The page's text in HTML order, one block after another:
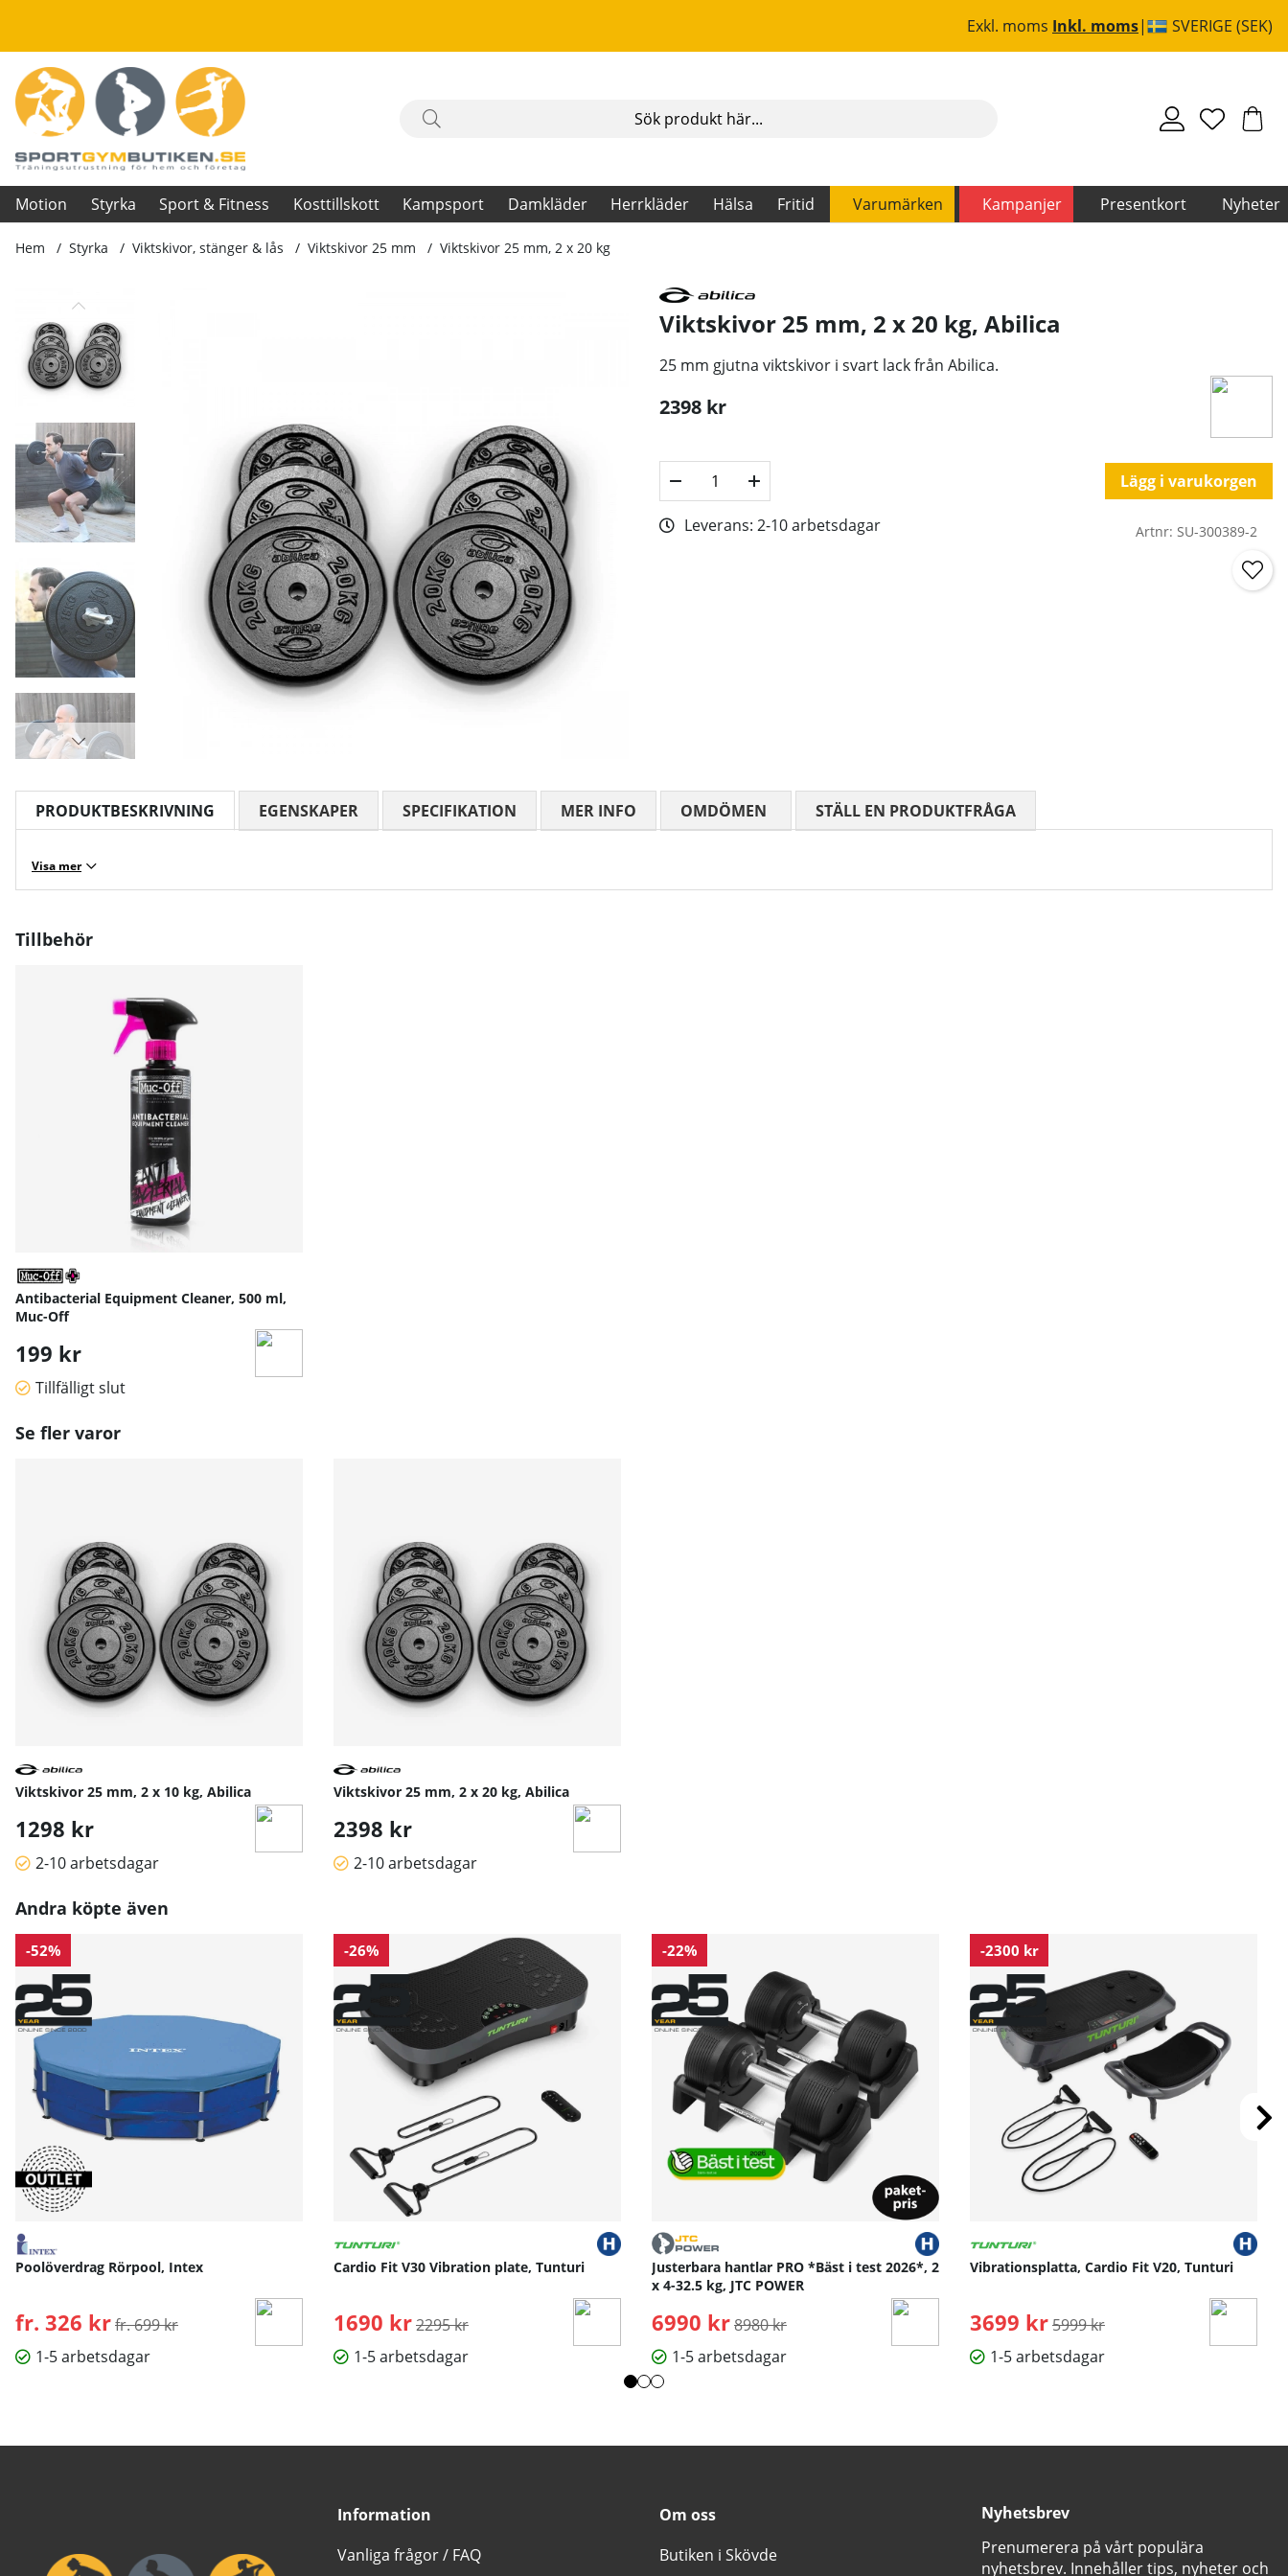
Exkl. moms Inkl. moms SVERIGE (SEK)
Motion Styrka Sport & Fitness Kosttillskott Kampsport Damkläder Herrkläder Hälsa Fritid Varumärken Kampanjer Presentkort Nyheter
Hem Styrka Viktskivor, stänger & lås Viktskivor 25 mm Viktskivor 25 mm, 2 x 20 kg
Produktbilder Viktskivor 25 mm, 2 x 20 kg
Viktskivor 25 mm, 2 x 20 kg, Abilica
25 mm gjutna viktskivor i svart lack från Abilica.
2398 kr
Lägg i varukorgen
Leverans: 2-10 arbetsdagar Artnr: SU-300389-2
PRODUKTBESKRIVNING
Visa mer
EGENSKAPER SPECIFIKATION MER INFO OMDÖMEN MEDELBETYG 0 AV 5 ANTAL BETYG 0
STÄLL EN PRODUKTFRÅGA
Tillbehör
Antibacterial Equipment Cleaner, 500 ml,
Muc-Off
199 kr
Tillfälligt slut
Se fler varor
Viktskivor 25 mm, 2 x 10 kg, Abilica
1298 kr
2-10 arbetsdagar
Viktskivor 25 mm, 2 x 20 kg, Abilica
2398 kr
2-10 arbetsdagar
Andra köpte även
-52%
Poolöverdrag Rörpool, Intex
fr. 326 krOrdinarie pris:
fr. 699 kr
1-5 arbetsdagar
-26%
Cardio Fit V30 Vibration plate, Tunturi
1690 kr Ordinarie pris:
2295 kr
1-5 arbetsdagar
-22%
Justerbara hantlar PRO *Bäst i test 2026*, 2
x 4-32.5 kg, JTC POWER
6990 kr Ordinarie pris:
8980 kr
1-5 arbetsdagar
-2300 kr
Vibrationsplatta, Cardio Fit V20, Tunturi
3699 kr Ordinarie pris:
5999 kr
1-5 arbetsdagar
Information
Vanliga frågor / FAQ
Om oss
Butiken i Skövde
Nyhetsbrev
Prenumerera på vårt populära
nyhetsbrev. Innehåller tips, nyheter och